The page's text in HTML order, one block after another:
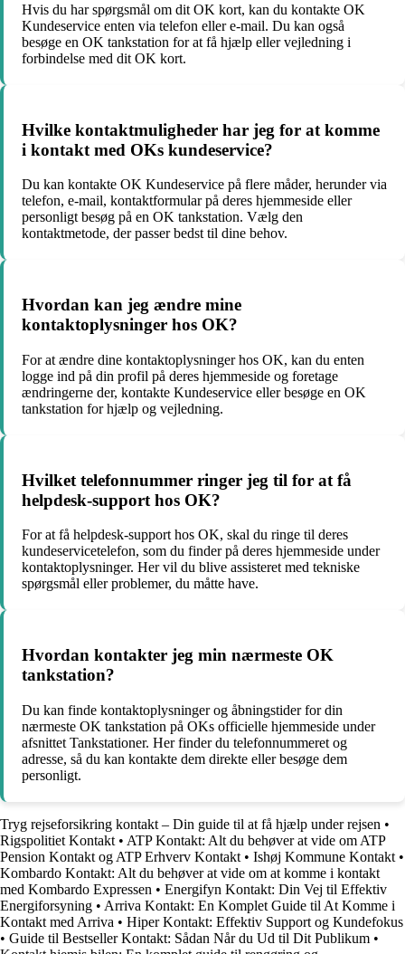
Hvis du har spørgsmål om dit OK kort, kan du kontakte OK
Kundeservice enten via telefon eller e-mail. Du kan også
besøge en OK tankstation for at få hjælp eller vejledning i
forbindelse med dit OK kort.
Hvilke kontaktmuligheder har jeg for at komme
i kontakt med OKs kundeservice?
Du kan kontakte OK Kundeservice på flere måder, herunder via
telefon, e-mail, kontaktformular på deres hjemmeside eller
personligt besøg på en OK tankstation. Vælg den
kontaktmetode, der passer bedst til dine behov.
Hvordan kan jeg ændre mine
kontaktoplysninger hos OK?
For at ændre dine kontaktoplysninger hos OK, kan du enten
logge ind på din profil på deres hjemmeside og foretage
ændringerne der, kontakte Kundeservice eller besøge en OK
tankstation for hjælp og vejledning.
Hvilket telefonnummer ringer jeg til for at få
helpdesk-support hos OK?
For at få helpdesk-support hos OK, skal du ringe til deres
kundeservicetelefon, som du finder på deres hjemmeside under
kontaktoplysninger. Her vil du blive assisteret med tekniske
spørgsmål eller problemer, du måtte have.
Hvordan kontakter jeg min nærmeste OK
tankstation?
Du kan finde kontaktoplysninger og åbningstider for din
nærmeste OK tankstation på OKs officielle hjemmeside under
afsnittet Tankstationer. Her finder du telefonnummeret og
adresse, så du kan kontakte dem direkte eller besøge dem
personligt.
Tryg rejseforsikring kontakt – Din guide til at få hjælp under rejsen •
Rigspolitiet Kontakt • ATP Kontakt: Alt du behøver at vide om ATP
Pension Kontakt og ATP Erhverv Kontakt • Ishøj Kommune Kontakt •
Kombardo Kontakt: Alt du behøver at vide om at komme i kontakt
med Kombardo Expressen • Energifyn Kontakt: Din Vej til Effektiv
Energiforsyning • Arriva Kontakt: En Komplet Guide til At Komme i
Kontakt med Arriva • Hiper Kontakt: Effektiv Support og Kundefokus
• Guide til Bestseller Kontakt: Sådan Når du Ud til Dit Publikum •